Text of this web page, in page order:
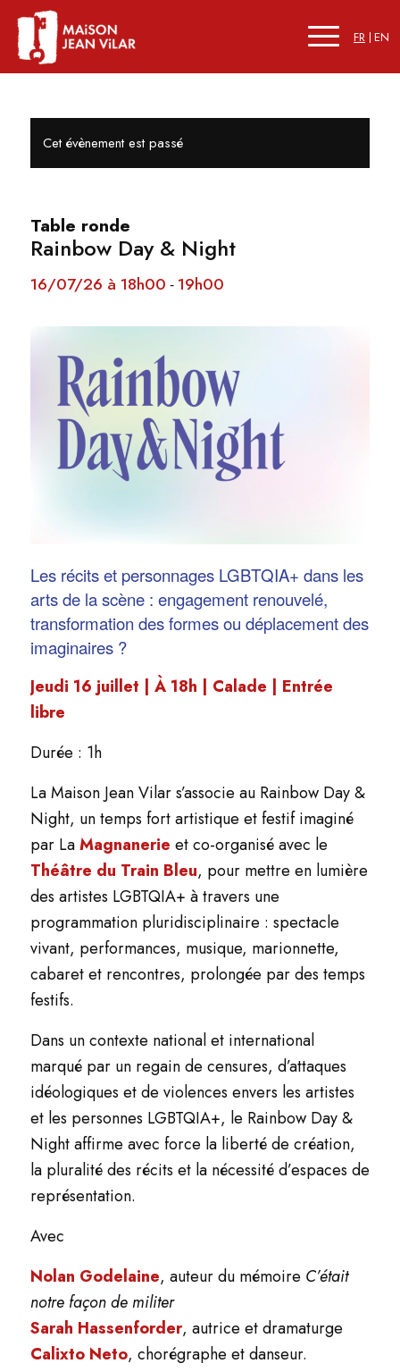
FR EN
Cet évènement est passé
Table ronde
Rainbow Day & Night
16/07/26 à 18h00 - 19h00
Les récits et personnages LGBTQIA+ dans les
arts de la scène : engagement renouvelé,
transformation des formes ou déplacement des
imaginaires ?
Jeudi 16 juillet | À 18h | Calade | Entrée
libre
Durée : 1h
La Maison Jean Vilar s’associe au Rainbow Day &
Night, un temps fort artistique et festif imaginé
par LaMagnanerie et co-organisé avec le
Théâtre du Train Bleu, pour mettre en lumière
des artistes LGBTQIA+ à travers une
programmation pluridisciplinaire : spectacle
vivant, performances, musique, marionnette,
cabaret et rencontres, prolongée par des temps
festifs.
Dans un contexte national et international
marqué par un regain de censures, d’attaques
idéologiques et de violences envers les artistes
et les personnes LGBTQIA+, le Rainbow Day &
Night affirme avec force la liberté de création,
la pluralité des récits et la nécessité d’espaces de
représentation.
Avec
Nolan Godelaine, auteur du mémoire C’était
notre façon de militer
Sarah Hassenforder, autrice et dramaturge
Calixto Neto, chorégraphe et danseur.